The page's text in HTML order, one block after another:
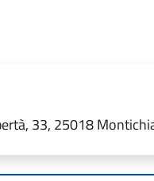
33, 25018